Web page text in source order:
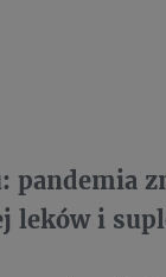
pandemia
leków i